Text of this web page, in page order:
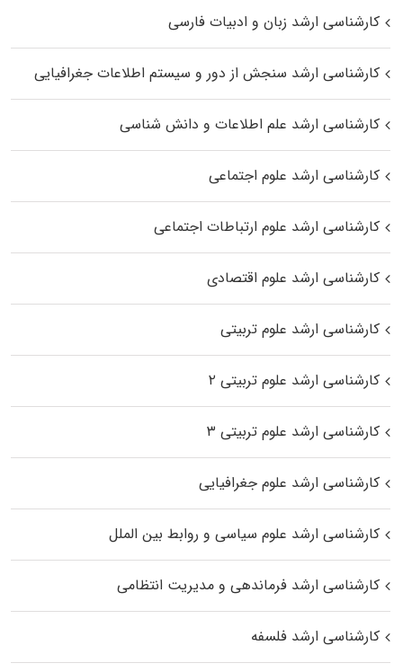
کارشناسی ارشد زبان و ادبیات فارسی
کارشناسی ارشد سنجش از دور و سیستم اطلاعات جغرافیایی
کارشناسی ارشد علم اطلاعات و دانش شناسی
کارشناسی ارشد علوم اجتماعی
کارشناسی ارشد علوم ارتباطات اجتماعی
کارشناسی ارشد علوم اقتصادی
کارشناسی ارشد علوم تربیتی
کارشناسی ارشد علوم تربیتی ۲
کارشناسی ارشد علوم تربیتی ۳
کارشناسی ارشد علوم جغرافیایی
کارشناسی ارشد علوم سیاسی و روابط بین الملل
کارشناسی ارشد فرماندهی و مدیریت انتظامی
کارشناسی ارشد فلسفه